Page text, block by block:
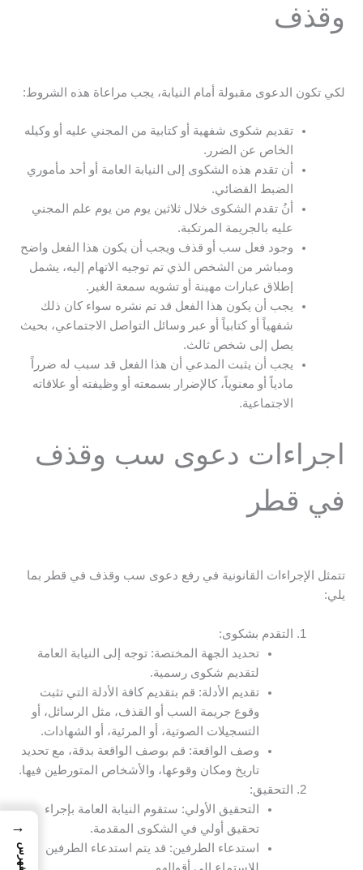
وقذف
لكي تكون الدعوى مقبولة أمام النيابة، يجب مراعاة هذه الشروط:
تقديم شكوى شفهية أو كتابية من المجني عليه أو وكيله
الخاص عن الضرر.
أن تقدم هذه الشكوى إلى النيابة العامة أو أحد مأموري
الضبط القضائي.
أنُ تقدم الشكوى خلال ثلاثين يوم من يوم علم المجني
عليه بالجريمة المرتكبة.
وجود فعل سب أو قذف ويجب أن يكون هذا الفعل واضح
ومباشر من الشخص الذي تم توجيه الاتهام إليه، يشمل
إطلاق عبارات مهينة أو تشويه سمعة الغير.
يجب أن يكون هذا الفعل قد تم نشره سواء كان ذلك
شفهياً أو كتابياً أو عبر وسائل التواصل الاجتماعي، بحيث
يصل إلى شخص ثالث.
يجب أن يثبت المدعي أن هذا الفعل قد سبب له ضرراً
مادياً أو معنوياً، كالإضرار بسمعته أو وظيفته أو علاقاته
الاجتماعية.
اجراءات دعوى سب وقذف
في قطر
تتمثل الإجراءات القانونية في رفع دعوى سب وقذف في قطر بما
يلي:
التقدم بشكوى:
تحديد الجهة المختصة: توجه إلى النيابة العامة
لتقديم شكوى رسمية.
تقديم الأدلة: قم بتقديم كافة الأدلة التي تثبت
وقوع جريمة السب أو القذف، مثل الرسائل، أو
التسجيلات الصوتية، أو المرئية، أو الشهادات.
وصف الواقعة: قم بوصف الواقعة بدقة، مع تحديد
تاريخ ومكان وقوعها، والأشخاص المتورطين فيها.
التحقيق:
التحقيق الأولي: ستقوم النيابة العامة بإجراء
تحقيق أولي في الشكوى المقدمة.
استدعاء الطرفين: قد يتم استدعاء الطرفين
للاستماع إلى أقوالهم.
→
الفهرس